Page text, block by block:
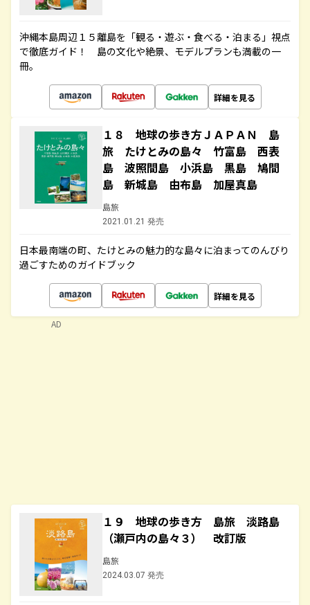
沖縄本島周辺１５離島を「観る・遊ぶ・食べる・泊まる」視点
で徹底ガイド！ 島の文化や絶景、モデルプランも満載の一
冊。
詳細を見る
１８ 地球の歩き方ＪＡＰＡＮ 島
旅 たけとみの島々 竹富島 西表
島 波照間島 小浜島 黒島 鳩間
島 新城島 由布島 加屋真島
島旅
2021.01.21 発売
日本最南端の町、たけとみの魅力的な島々に泊まってのんびり
過ごすためのガイドブック
詳細を見る
１９ 地球の歩き方 島旅 淡路島
（瀬戸内の島々３） 改訂版
島旅
2024.03.07 発売
AD